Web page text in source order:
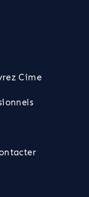
Cime